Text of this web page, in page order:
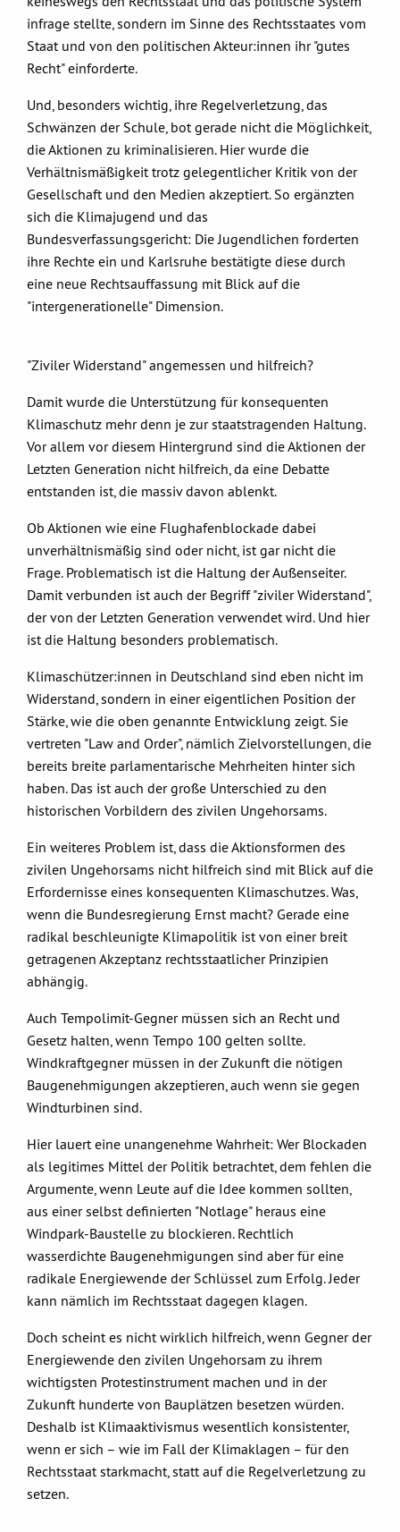
infrage stellte, sondern im Sinne des Rechtsstaates vom
Staat und von den politischen Akteur:innen ihr "gutes
Recht" einforderte.
Und, besonders wichtig, ihre Regelverletzung, das
Schwänzen der Schule, bot gerade nicht die Möglichkeit,
die Aktionen zu kriminalisieren. Hier wurde die
Verhältnismäßigkeit trotz gelegentlicher Kritik von der
Gesellschaft und den Medien akzeptiert. So ergänzten
sich die Klimajugend und das
Bundesverfassungsgericht: Die Jugendlichen forderten
ihre Rechte ein und Karlsruhe bestätigte diese durch
eine neue Rechtsauffassung mit Blick auf die
"intergenerationelle" Dimension.
"Ziviler Widerstand" angemessen und hilfreich?
Damit wurde die Unterstützung für konsequenten
Klimaschutz mehr denn je zur staatstragenden Haltung.
Vor allem vor diesem Hintergrund sind die Aktionen der
Letzten Generation nicht hilfreich, da eine Debatte
entstanden ist, die massiv davon ablenkt.
Ob Aktionen wie eine Flughafenblockade dabei
unverhältnismäßig sind oder nicht, ist gar nicht die
Frage. Problematisch ist die Haltung der Außenseiter.
Damit verbunden ist auch der Begriff "ziviler Widerstand",
der von der Letzten Generation verwendet wird. Und hier
ist die Haltung besonders problematisch.
Klimaschützer:innen in Deutschland sind eben nicht im
Widerstand, sondern in einer eigentlichen Position der
Stärke, wie die oben genannte Entwicklung zeigt. Sie
vertreten "Law and Order", nämlich Zielvorstellungen, die
bereits breite parlamentarische Mehrheiten hinter sich
haben. Das ist auch der große Unterschied zu den
historischen Vorbildern des zivilen Ungehorsams.
Ein weiteres Problem ist, dass die Aktionsformen des
zivilen Ungehorsams nicht hilfreich sind mit Blick auf die
Erfordernisse eines konsequenten Klimaschutzes. Was,
wenn die Bundesregierung Ernst macht? Gerade eine
radikal beschleunigte Klimapolitik ist von einer breit
getragenen Akzeptanz rechtsstaatlicher Prinzipien
abhängig.
Auch Tempolimit-Gegner müssen sich an Recht und
Gesetz halten, wenn Tempo 100 gelten sollte.
Windkraftgegner müssen in der Zukunft die nötigen
Baugenehmigungen akzeptieren, auch wenn sie gegen
Windturbinen sind.
Hier lauert eine unangenehme Wahrheit: Wer Blockaden
als legitimes Mittel der Politik betrachtet, dem fehlen die
Argumente, wenn Leute auf die Idee kommen sollten,
aus einer selbst definierten "Notlage" heraus eine
Windpark-Baustelle zu blockieren. Rechtlich
wasserdichte Baugenehmigungen sind aber für eine
radikale Energiewende der Schlüssel zum Erfolg. Jeder
kann nämlich im Rechtsstaat dagegen klagen.
Doch scheint es nicht wirklich hilfreich, wenn Gegner der
Energiewende den zivilen Ungehorsam zu ihrem
wichtigsten Protestinstrument machen und in der
Zukunft hunderte von Bauplätzen besetzen würden.
Deshalb ist Klimaaktivismus wesentlich konsistenter,
wenn er sich – wie im Fall der Klimaklagen – für den
Rechtsstaat starkmacht, statt auf die Regelverletzung zu
setzen.